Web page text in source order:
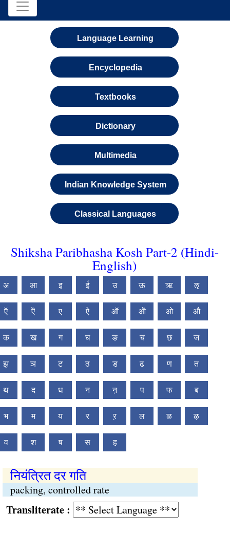
Language Learning
Encyclopedia
Textbooks
Dictionary
Multimedia
Indian Knowledge System
Classical Languages
Shiksha Paribhasha Kosh Part-2 (Hindi-
English)
अ आ इ ई उ ऊ ऋ ऌ
ऍ ऎ ए ऐ ऑ ऒ ओ औ
क ख ग घ ङ च छ ज
झ ञ ट ठ ड ढ ण त
थ द ध न ऩ प फ ब
भ म य र ऱ ल ळ ऴ
व श ष स ह
नियंत्रित दर गति
packing, controlled rate
: